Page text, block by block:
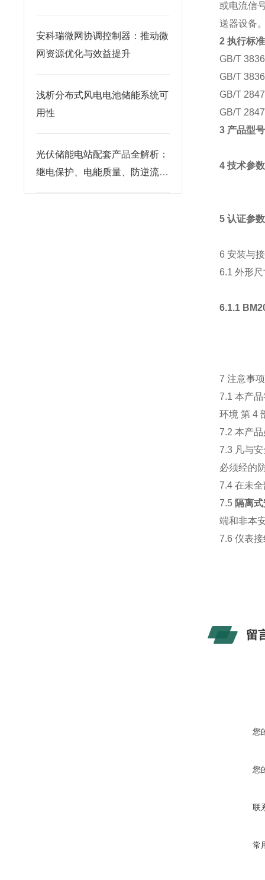
安科瑞微网协调控制器：推动微
网资源优化与效益提升
浅析分布式风电电池储能系统可
用性
光伏储能电站配套产品全解析：
继电保护、电能质量、防逆流孤
或电流信
送器设备
2 执行标准
GB/T
GB/T
GB/T
GB/T
3 产品型号
4 技术参数
5 认证参数
6 安装与
6.1 外形
6.1.1
7 注意事项
7.1 本产
环境 第 4
7.2 本产
7.3 凡与
必须经的
7.4 在未
7.5 隔离
端和非本
7.6 仪表
留
您
您
联
常